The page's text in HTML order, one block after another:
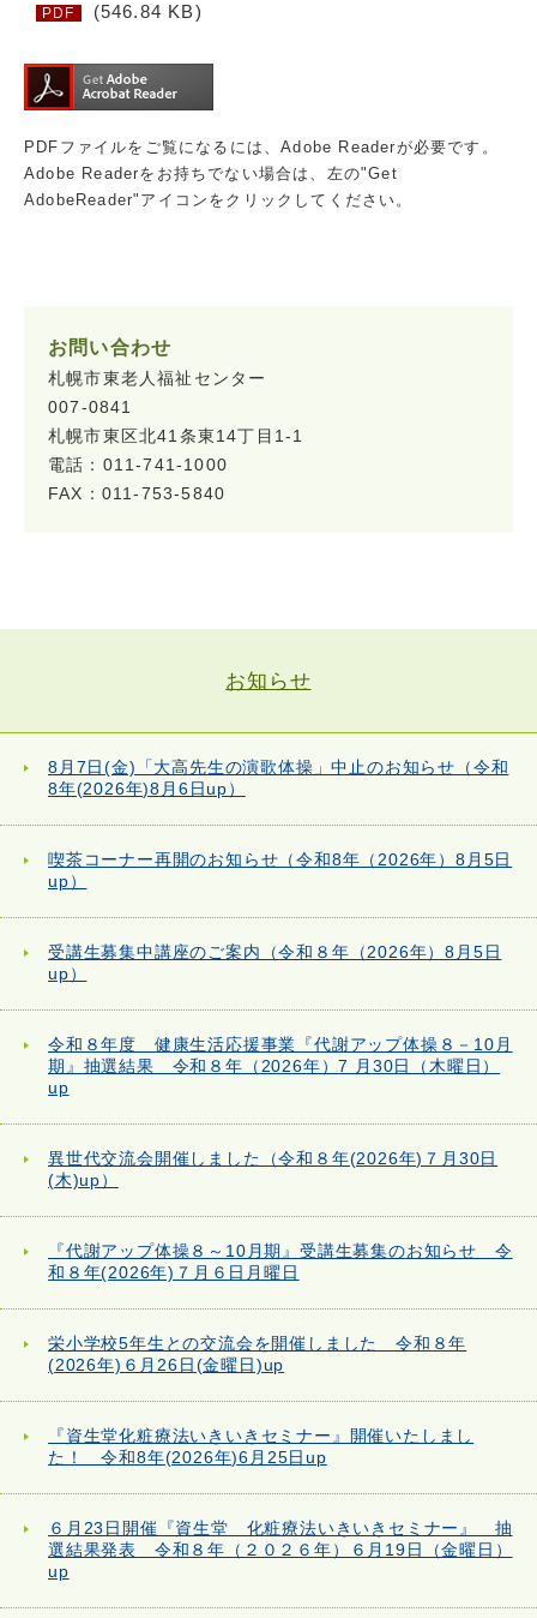
PDF (546.84 KB)
PDFファイルをご覧になるには、Adobe Readerが必要です。
Adobe Readerをお持ちでない場合は、左の"Get
AdobeReader"アイコンをクリックしてください。
お問い合わせ
札幌市東老人福祉センター
007-0841
札幌市東区北41条東14丁目1-1
電話：011-741-1000
FAX：011-753-5840
お知らせ
8月7日(金)「大高先生の演歌体操」中止のお知らせ（令和
8年(2026年)8月6日up）
喫茶コーナー再開のお知らせ（令和8年（2026年）8月5日
up）
受講生募集中講座のご案内（令和８年（2026年）8月5日
up）
令和８年度 健康生活応援事業『代謝アップ体操８－10月
期』抽選結果 令和８年（2026年）7 月30日（木曜日）
up
異世代交流会開催しました（令和８年(2026年)７月30日
(木)up）
『代謝アップ体操８～10月期』受講生募集のお知らせ 令
和８年(2026年)７月６日月曜日
栄小学校5年生との交流会を開催しました 令和８年
(2026年)６月26日(金曜日)up
『資生堂化粧療法いきいきセミナー』開催いたしまし
た！ 令和8年(2026年)6月25日up
６月23日開催『資生堂 化粧療法いきいきセミナー』 抽
選結果発表 令和８年（２０２６年）６月19日（金曜日）
up